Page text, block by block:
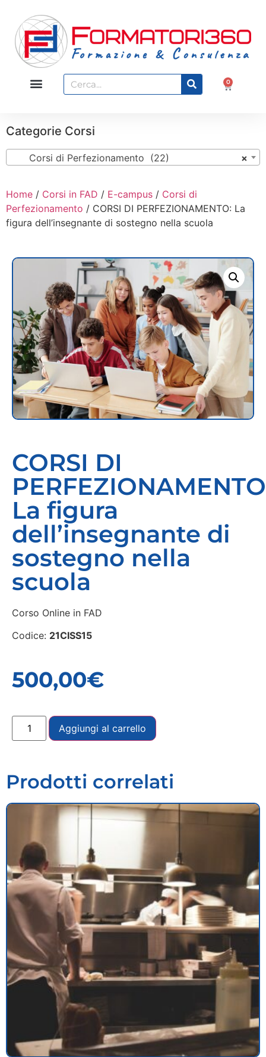
0
Categorie Corsi
×
Corsi di Perfezionamento (22)
Home / Corsi in FAD / E-campus / Corsi di
Perfezionamento / CORSI DI PERFEZIONAMENTO: La
figura dell’insegnante di sostegno nella scuola
CORSI DI
La figura
dell’insegnante di
sostegno nella
scuola
Corso Online in FAD
Codice: 21CISS15
500,00€
Aggiungi al carrello
Prodotti correlati